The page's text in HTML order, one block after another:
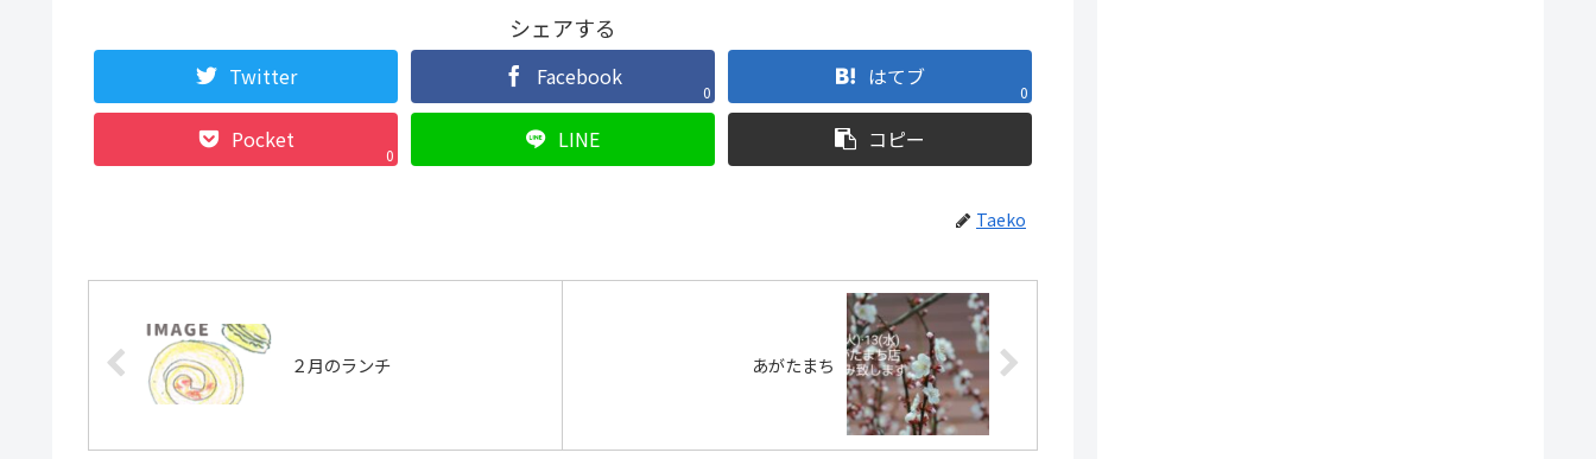
シェアする
Twitter Facebook
0
はてブ
0
Pocket
0
LINE コピー
Taeko
２月のランチ あがたまち